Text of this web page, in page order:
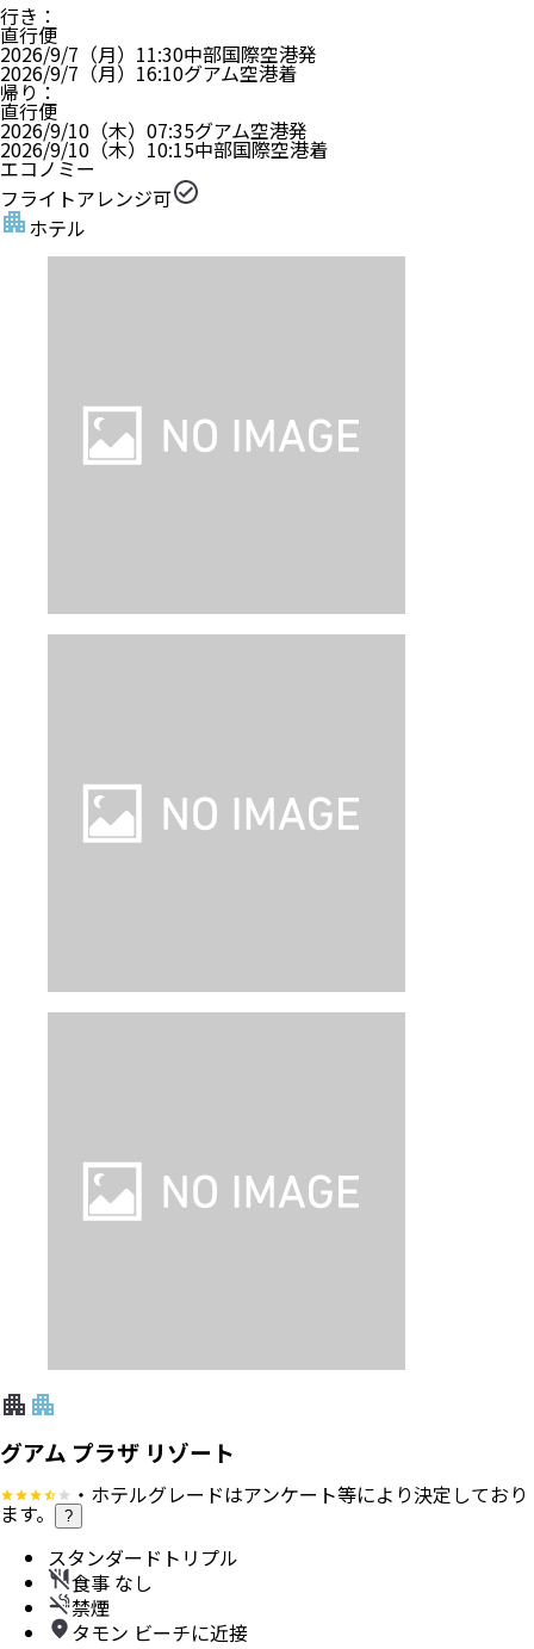
行き ：
直行便
2026/9/7（月） 11:30中部国際空港発
2026/9/7（月） 16:10グアム空港着
帰り ：
直行便
2026/9/10（木） 07:35グアム空港発
2026/9/10（木） 10:15中部国際空港着
エコノミー
フライトアレンジ可
ホテル
グアム プラザ リゾート
・ホテルグレードはアンケート等により決定しており
ます。 ?
スタンダードトリプル
食事 なし
禁煙
タモン ビーチに近接